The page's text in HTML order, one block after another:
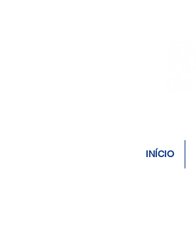
INÍCIO